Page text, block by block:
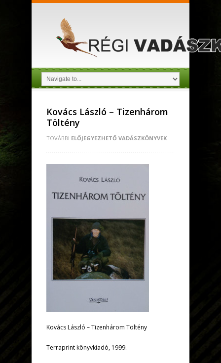
Kovács László – Tizenhárom
Töltény
TOVÁBBI ELŐJEGYEZHETŐ VADÁSZKÖNYVEK
Kovács László – Tizenhárom Töltény
Terraprint könyvkiadó, 1999.